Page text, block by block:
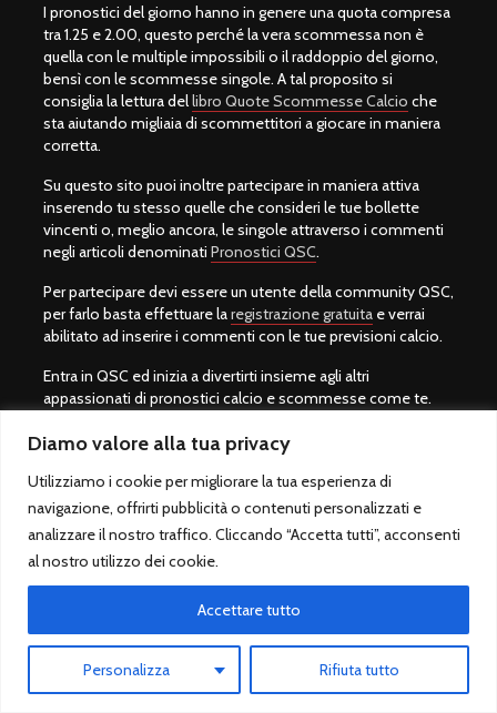
Diamo valore alla tua privacy
Utilizziamo i cookie per migliorare la tua esperienza di
navigazione, offrirti pubblicità o contenuti personalizzati e
analizzare il nostro traffico. Cliccando “Accetta tutti”, acconsenti
al nostro utilizzo dei cookie.
Personalizza Rifiuta tutto
Accettare tutto
I pronostici del giorno hanno in genere una quota compresa
tra 1.25 e 2.00, questo perché la vera scommessa non è
quella con le multiple impossibili o il raddoppio del giorno,
bensì con le scommesse singole. A tal proposito si
consiglia la lettura dellibro Quote Scommesse Calcio che
sta aiutando migliaia di scommettitori a giocare in maniera
corretta.
Su questo sito puoi inoltre partecipare in maniera attiva
inserendo tu stesso quelle che consideri le tue bollette
vincenti o, meglio ancora, le singole attraverso i commenti
negli articoli denominati Pronostici QSC.
Per partecipare devi essere un utente della community QSC,
per farlo basta effettuare laregistrazione gratuita e verrai
abilitato ad inserire i commenti con le tue previsioni calcio.
Entra in QSC ed inizia a divertirti insieme agli altri
appassionati di pronostici calcio e scommesse come te.
Primo Piano
Chi Siamo
Migliori pronostici calcio
Migliori siti scommesse
Partite di oggi in TV